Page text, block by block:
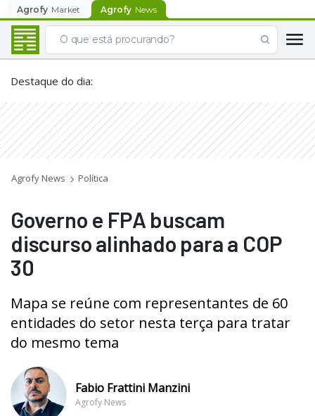
Agrofy Market Agrofy News
Destaque do dia:
Agrofy News Política
Governo e FPA buscam
discurso alinhado para a COP
30
Mapa se reúne com representantes de 60
entidades do setor nesta terça para tratar
do mesmo tema
Fabio Frattini Manzini
Agrofy News